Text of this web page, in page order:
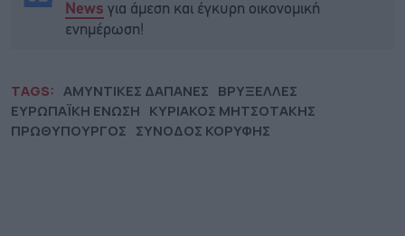
News για άμεση και έγκυρη οικονομική
ενημέρωση!
TAGS: ΑΜΥΝΤΙΚΕΣ ΔΑΠΑΝΕΣ ΒΡΥΞΕΛΛΕΣ
ΕΥΡΩΠΑΪΚΗ ΕΝΩΣΗ ΚΥΡΙΑΚΟΣ ΜΗΤΣΟΤΑΚΗΣ
ΠΡΩΘΥΠΟΥΡΓΟΣ ΣΥΝΟΔΟΣ ΚΟΡΥΦΗΣ